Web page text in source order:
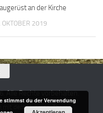
an der Kirche
OKTOBER 2019
Alle Rechte vorbehalten.
mit demHueman-Theme
stimmst du der Verwendung